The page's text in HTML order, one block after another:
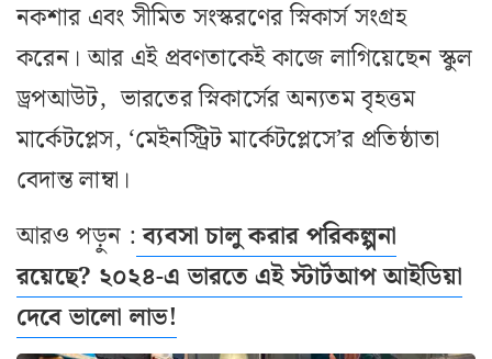
নকশার এবং সীমিত সংস্করণের স্নিকার্স সংগ্রহ
করেন। আর এই প্রবণতাকেই কাজে লাগিয়েছেন স্কুল
ড্রপআউট, ভারতের স্নিকার্সের অন্যতম বৃহত্তম
মার্কেটপ্লেস, ‘মেইনস্ট্রিট মার্কেটপ্লেসে’র প্রতিষ্ঠাতা
বেদান্ত লাম্বা।
আরও পড়ুন :ব্যবসা চালু করার পরিকল্পনা
রয়েছে? ২০২৪-এ ভারতে এই স্টার্টআপ আইডিয়া
দেবে ভালো লাভ!